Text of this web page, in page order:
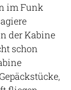
im Funk
der Kabine
schon